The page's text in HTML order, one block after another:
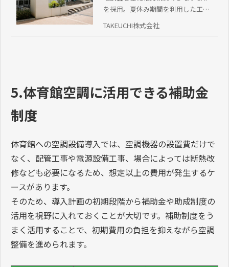
た、災害時には地域の指定避難所として空調を活用でき
るようになり、防災機能の向上にもつながりました。
事例｜30年の信頼と実績
ション
計画と東京都の補助金申請手続きも
サポートしました。工事後、指定避
難所として地域貢献を果たし、関係
者から高い評価をいただきました。
TAKEUCHI株式会社
5.体育館空調に活用できる補助金
制度